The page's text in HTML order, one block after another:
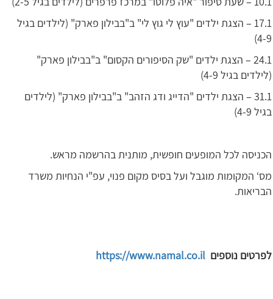
17.1 – הצגת ילדים "עוץ לי גוץ לי" ב"בבילון פארק" (לילדים בגיל
4-9)
24.1 – הצגת ילדים "שק הסיפורים הקסום" ב"בבילון פארק"
(לילדים בגיל 4-9)
31.1 – הצגת ילדים "הדייג ודג הזהב" ב"בבילון פארק" (לילדים
בגיל 4-9)
הכניסה לכל המופעים חופשית, מותנית בהרשמה מראש.
מס‘ המקומות מוגבל ועל בסיס מקום פנוי, עפ"י הנחיות משרד
הבריאות.
לפרטים נוספים https://www.namal.co.il